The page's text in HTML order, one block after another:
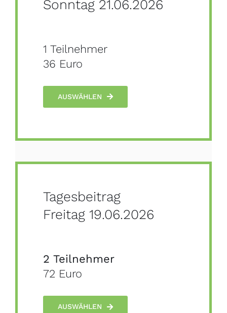
Sonntag 21.06.2026
1 Teilnehmer
36 Euro
AUSWÄHLEN
Tagesbeitrag
Freitag 19.06.2026
2 Teilnehmer
72 Euro
AUSWÄHLEN